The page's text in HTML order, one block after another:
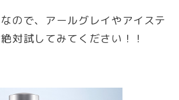
ので、アールグレイやアイステ
対試してみてください！！